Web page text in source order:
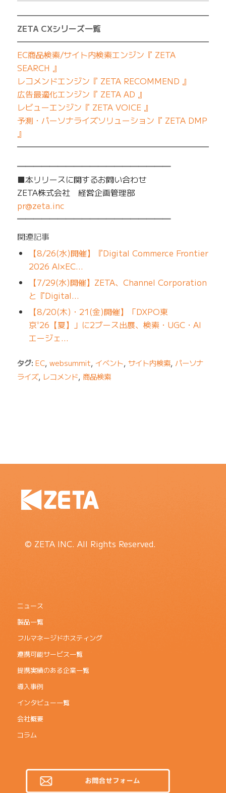
ZETA CXシリーズ一覧
EC商品検索/サイト内検索エンジン『 ZETA
SEARCH 』
レコメンドエンジン『 ZETA RECOMMEND 』
広告最適化エンジン『 ZETA AD 』
レビューエンジン『 ZETA VOICE 』
予測・パーソナライズソリューション『 ZETA DMP
』
━━━━━━━━━━━━━━━━━━━
■本リリースに関するお問い合わせ
ZETA株式会社 経営企画管理部
pr@zeta.inc
━━━━━━━━━━━━━━━━━━━
関連記事
【8/26(水)開催】『Digital Commerce Frontier
2026 AI×EC…
【7/29(水)開催】ZETA、Channel Corporation
と『Digital…
【8/20(木)・21(金)開催】「DXPO東
京'26【夏】」に2ブース出展、検索・UGC・AI
エージェ…
タグ: EC, websummit, イベント, サイト内検索, パーソナ
ライズ, レコメンド, 商品検索
© ZETA INC. All Rights Reserved.
ニュース
製品一覧
フルマネージドホスティング
連携可能サービス一覧
提携実績のある企業一覧
導入事例
インタビュー一覧
会社概要
コラム